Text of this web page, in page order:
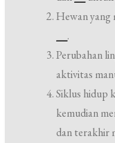
Hewan yang
.
Perubahan
aktivitas
Siklus hidup
kemudian
dan terakhir